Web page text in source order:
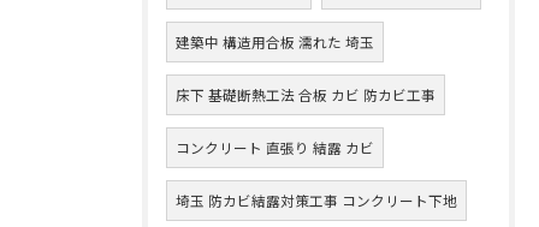
建築中 構造用合板 濡れた 埼玉
床下 基礎断熱工法 合板 カビ 防カビ工事
コンクリート 直張り 結露 カビ
埼玉 防カビ結露対策工事 コンクリート下地